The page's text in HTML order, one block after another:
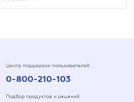
Центр поддержки пользователей
0-800-210-103
Подбор продуктов и решений